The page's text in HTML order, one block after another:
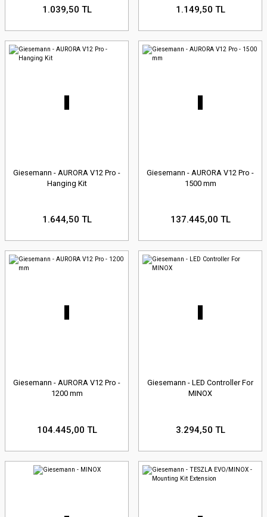
1.039,50 TL 1.149,50 TL
Giesemann - AURORA V12 Pro -
Hanging Kit
1.644,50 TL
Giesemann - AURORA V12 Pro -
1500 mm
137.445,00 TL
Giesemann - AURORA V12 Pro -
1200 mm
104.445,00 TL
Giesemann - LED Controller For
MINOX
3.294,50 TL